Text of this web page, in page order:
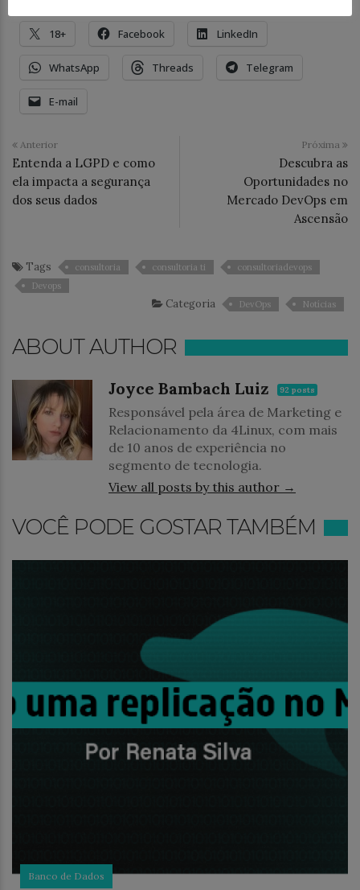
18+ Facebook LinkedIn
WhatsApp Threads Telegram
E-mail
Anterior
Entenda a LGPD e como
ela impacta a segurança
dos seus dados
Próxima
Descubra as
Oportunidades no
Mercado DevOps em
Ascensão
Tags consultoria consultoria ti
consultoriadevops
Devops
Categoria DevOps Notícias
ABOUT AUTHOR
Joyce Bambach Luiz 92 posts
Responsável pela área de Marketing e
Relacionamento da 4Linux, com mais
de 10 anos de experiência no
segmento de tecnologia.
View all posts by this author →
VOCÊ PODE GOSTAR TAMBÉM
Banco de Dados